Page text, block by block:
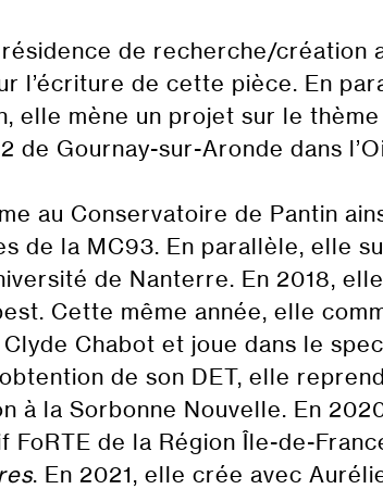
de recherche/création
l’écriture de cette pièce. En
elle mène un projet sur le thème
de Gournay-sur-Aronde dans
au Conservatoire de Pantin
de la MC93. En parallèle, elle
de Nanterre. En 2018,
Cette même année, elle
Chabot et joue dans le
de son DET, elle
à la Sorbonne Nouvelle. En
FoRTE de la Région Île-de-
. En 2021, elle crée avec